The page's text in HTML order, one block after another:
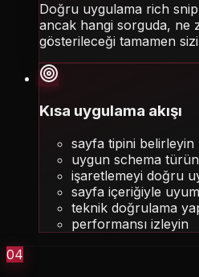
Doğru uygulama rich
ancak hangi sorguda, ne
gösterileceği tamamen
Kısa uygulama akışı
sayfa tipini belirleyin
uygun schema
işaretlemeyi doğru
sayfa içeriğiyle
teknik doğrulama
performansı izleyin
04